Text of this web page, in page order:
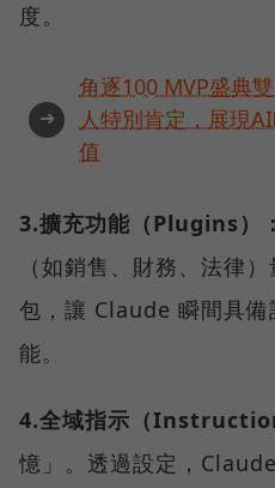
度。
➜
角逐100 MVP盛典
人特別肯定，展現
值
3.擴充功能（Plugins）：
（如銷售、財務、法律
包，讓 Claude 瞬間具
能。
4.全域指示（
憶」。透過設定，